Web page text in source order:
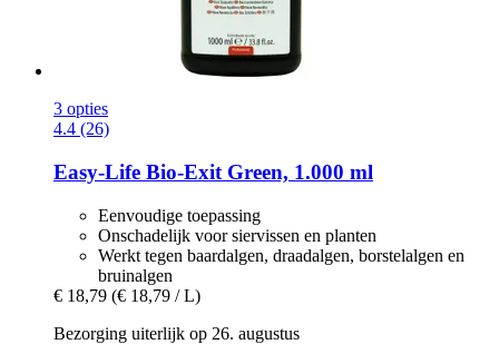
3 opties
4.4 (26)
Easy-Life Bio-​Exit Green, 1.000 ml
Eenvoudige toepassing
Onschadelijk voor siervissen en planten
Werkt tegen baardalgen, draadalgen, borstelalgen en
bruinalgen
€ 18,79 (€ 18,79 / L)
Bezorging uiterlijk op 26. augustus